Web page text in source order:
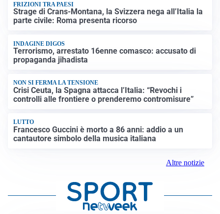
FRIZIONI TRA PAESI
Strage di Crans-Montana, la Svizzera nega all’Italia la
parte civile: Roma presenta ricorso
INDAGINE DIGOS
Terrorismo, arrestato 16enne comasco: accusato di
propaganda jihadista
NON SI FERMA LA TENSIONE
Crisi Ceuta, la Spagna attacca l’Italia: “Revochi i
controlli alle frontiere o prenderemo contromisure”
LUTTO
Francesco Guccini è morto a 86 anni: addio a un
cantautore simbolo della musica italiana
Altre notizie